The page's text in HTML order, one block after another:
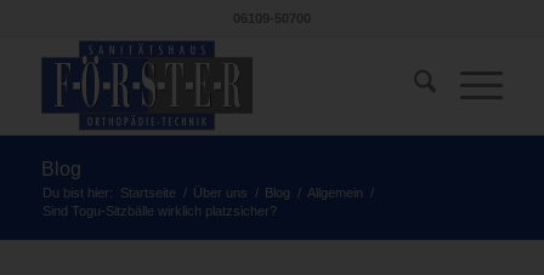
Blog
Du bist hier: Startseite / Über uns / Blog / Allgemein /
Sind Togu-Sitzbälle wirklich platzsicher?